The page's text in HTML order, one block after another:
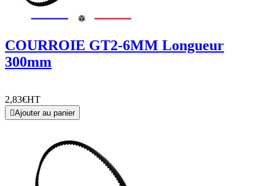
COURROIE GT2-6MM Longueur
300mm
2,83€HT
Ajouter au panier